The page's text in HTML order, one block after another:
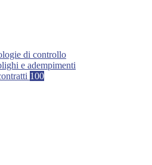
di controllo
e adempimenti
100